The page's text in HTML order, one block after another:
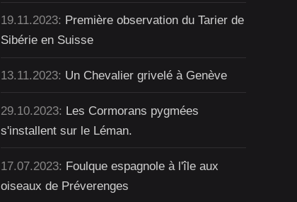
19.11.2023: Première observation du Tarier de
Sibérie en Suisse
13.11.2023: Un Chevalier grivelé à Genève
29.10.2023: Les Cormorans pygmées
s'installent sur le Léman.
17.07.2023: Foulque espagnole à l'île aux
oiseaux de Préverenges